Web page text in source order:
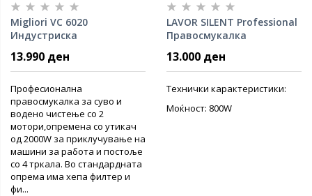
Migliori VC 6020
Индустриска
мокро
13.990 ден
Професионална
правосмукалка за суво и
водено чистење со 2
мотори,опремена со утикач
од 2000W за приклучување на
машини за работа и постоље
со 4 тркала. Во стандардната
опрема има хепа филтер и
фи...
LAVOR SILENT Professional
Правосмукалка
13.000 ден
Технички карактеристики:
Моќност: 800W